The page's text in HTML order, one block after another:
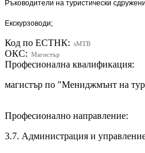
Ръководители на туристически
Екскурзоводи;
Код по ЕСТНК: sMTB
ОКС: Магистър
Професионална квалификация:
магистър по "Мениджмънт на
Професионално направление:
3.7. Администрация и